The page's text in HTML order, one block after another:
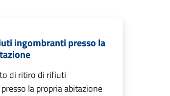
ingombranti presso la
di ritiro di rifiuti
la propria abitazione